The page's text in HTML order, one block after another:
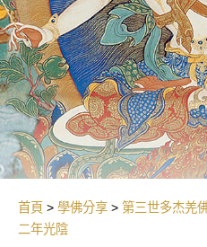
首頁 學佛分享 第三世多杰羌
二年光陰